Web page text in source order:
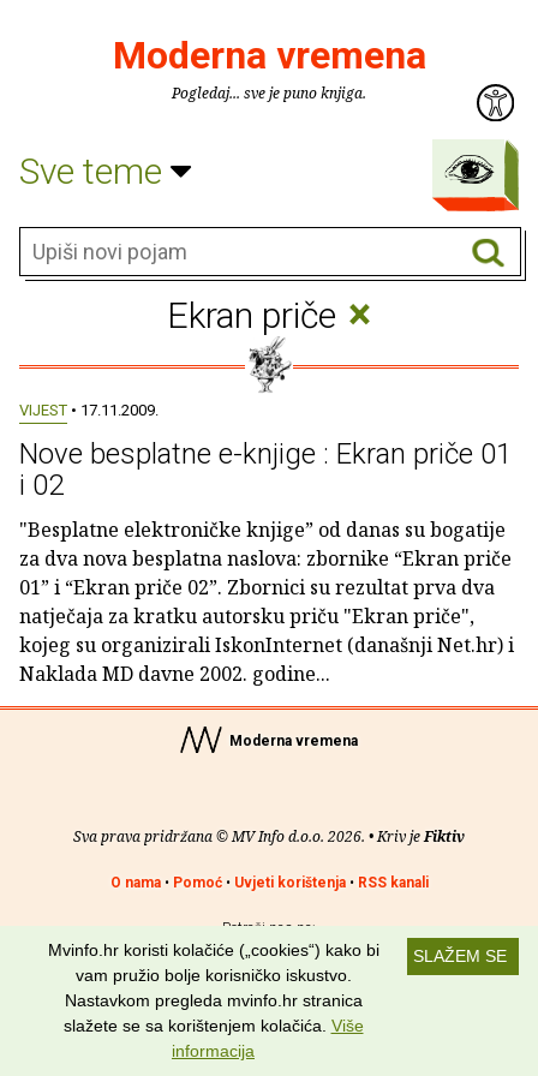
Moderna vremena
Pogledaj... sve je puno knjiga.
Sve teme
Ekran priče ×
VIJEST • 17.11.2009.
Nove besplatne e-knjige : Ekran priče 01
i 02
"Besplatne elektroničke knjige” od danas su bogatije
za dva nova besplatna naslova: zbornike “Ekran priče
01” i “Ekran priče 02”. Zbornici su rezultat prva dva
natječaja za kratku autorsku priču "Ekran priče",
kojeg su organizirali IskonInternet (današnji Net.hr) i
Naklada MD davne 2002. godine...
Moderna vremena
Sva prava pridržana © MV Info d.o.o. 2026. • Kriv jeFiktiv
O nama• Pomoć• Uvjeti korištenja• RSS kanali
Potraži nas na:
SLAŽEM SE
Mvinfo.hr koristi kolačiće („cookies“) kako bi
vam pružio bolje korisničko iskustvo.
Nastavkom pregleda mvinfo.hr stranica
slažete se sa korištenjem kolačića. Više
informacija